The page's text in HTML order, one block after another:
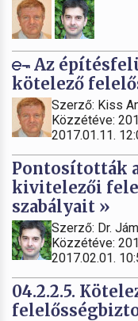
Az
kötelező
Szerző: Kiss
Közzétéve:
2017.01.11.
Pontosították
kivitelezői
szabályait »
Szerző: Dr.
Közzétéve:
2017.02.01.
04.2.2.5.